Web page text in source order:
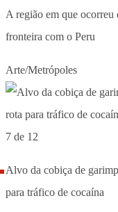
A região em que ocorreu
fronteira com o Peru
Arte/Metrópoles
7 de 12
Alvo da cobiça de
para tráfico de cocaína